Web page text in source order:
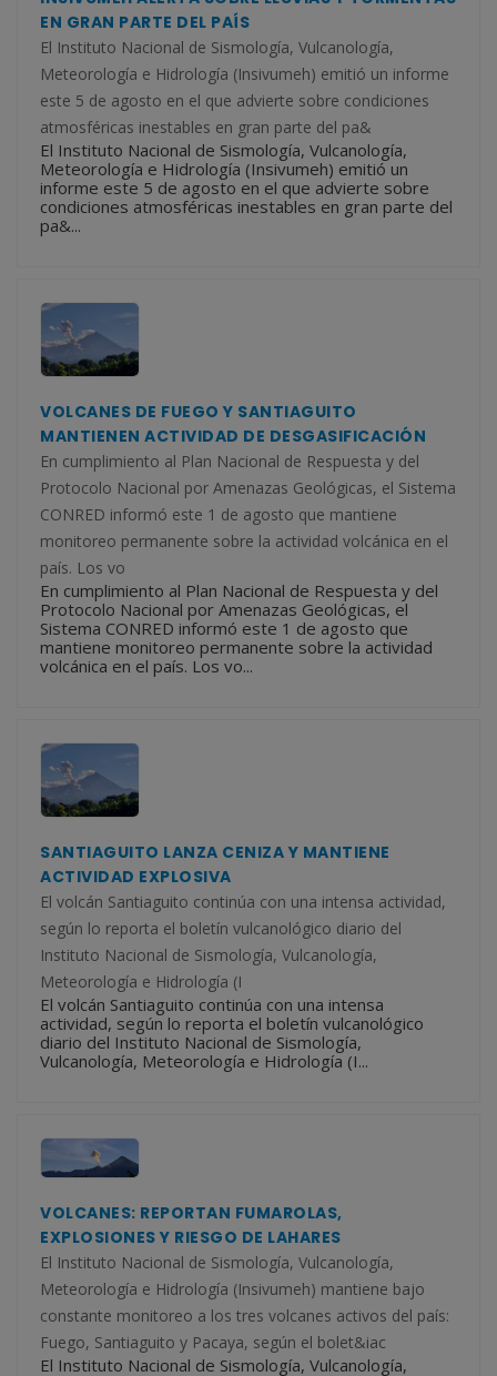
EN GRAN PARTE DEL PAÍS
El Instituto Nacional de Sismología, Vulcanología,
Meteorología e Hidrología (Insivumeh) emitió un informe
este 5 de agosto en el que advierte sobre condiciones
atmosféricas inestables en gran parte del pa&
El Instituto Nacional de Sismología, Vulcanología,
Meteorología e Hidrología (Insivumeh) emitió un
informe este 5 de agosto en el que advierte sobre
condiciones atmosféricas inestables en gran parte del
pa&...
VOLCANES DE FUEGO Y SANTIAGUITO
MANTIENEN ACTIVIDAD DE DESGASIFICACIÓN
En cumplimiento al Plan Nacional de Respuesta y del
Protocolo Nacional por Amenazas Geológicas, el Sistema
CONRED informó este 1 de agosto que mantiene
monitoreo permanente sobre la actividad volcánica en el
país. Los vo
En cumplimiento al Plan Nacional de Respuesta y del
Protocolo Nacional por Amenazas Geológicas, el
Sistema CONRED informó este 1 de agosto que
mantiene monitoreo permanente sobre la actividad
volcánica en el país. Los vo...
SANTIAGUITO LANZA CENIZA Y MANTIENE
ACTIVIDAD EXPLOSIVA
El volcán Santiaguito continúa con una intensa actividad,
según lo reporta el boletín vulcanológico diario del
Instituto Nacional de Sismología, Vulcanología,
Meteorología e Hidrología (I
El volcán Santiaguito continúa con una intensa
actividad, según lo reporta el boletín vulcanológico
diario del Instituto Nacional de Sismología,
Vulcanología, Meteorología e Hidrología (I...
VOLCANES: REPORTAN FUMAROLAS,
EXPLOSIONES Y RIESGO DE LAHARES
El Instituto Nacional de Sismología, Vulcanología,
Meteorología e Hidrología (Insivumeh) mantiene bajo
constante monitoreo a los tres volcanes activos del país:
Fuego, Santiaguito y Pacaya, según el bolet&iac
El Instituto Nacional de Sismología, Vulcanología,